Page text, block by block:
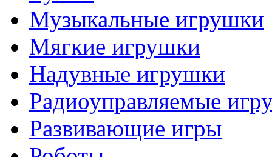
Музыкальные игрушки
Мягкие игрушки
Надувные игрушки
Радиоуправляемые
Развивающие игры